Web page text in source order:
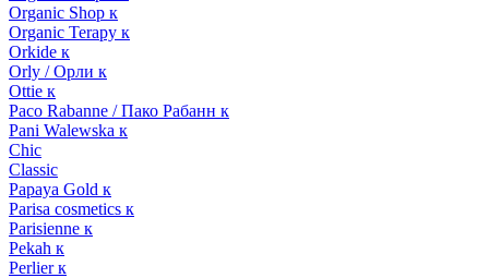
Organic Shop к
Organic Terapy к
Orkide к
Orly / Орли к
Ottie к
Paco Rabanne / Пако Рабанн к
Pani Walewska к
Chic
Classic
Papaya Gold к
Parisa cosmetics к
Parisienne к
Pekah к
Perlier к